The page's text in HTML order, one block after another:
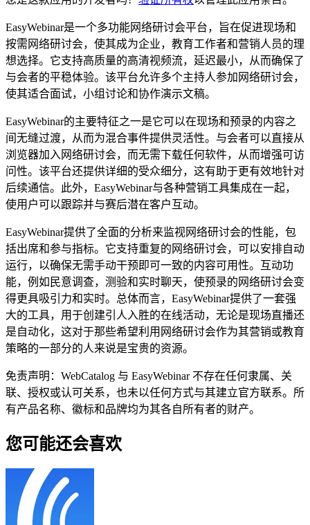
EasyWebinar是一个多功能网络研讨会平台，旨在促进现场和
按需网络研讨会，使其成为企业，教育工作者和营销人员的理
想选择。它支持高质量的高清视频流，延迟最小，从而确保了
与会者的平稳体验。该平台允许多个主持人参加网络研讨会，
使其适合面试，小组讨论和协作演示文稿。
EasyWebinar的主要特征之一是它可以在现场和预录的内容之
间无缝过渡，从而为混合事件提供灵活性。与会者可以直接从
浏览器加入网络研讨会，而无需下载任何软件，从而增强可访
问性。该平台还提供详细的受众细分，这有助于更有效地针对
后续通信。此外，EasyWebinar与各种营销工具集成在一起，
使用户可以跟踪并与赛后潜在客户互动。
EasyWebinar提供了全面的分析来监视网络研讨会的性能，包
括出席和参与指标。它支持重复的网络研讨会，可以安排自动
运行，以确保无需手动干预即可一致的内容可用性。互动功
能，例如民意调查，测验和实时聊天，使预录的网络研讨会变
得更具吸引力和实时。总体而言，EasyWebinar提供了一套强
大的工具，用于创建引人入胜的在线活动，无论是现场直播还
是自动化，这对于那些希望利用网络研讨会作为其营销或教育
策略的一部分的人来说是宝贵的资源。
免责声明：WebCatalog 与 EasyWebinar 不存在任何隶属、关
联、授权或认可关系，也未以任何方式与其建立官方联系。所
有产品名称、徽标和品牌均为其各自所有者的财产。
您可能还会喜欢